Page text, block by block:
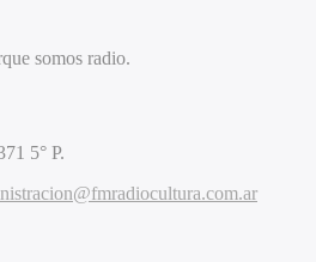
somos radio.
5° P.